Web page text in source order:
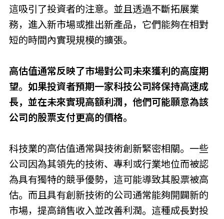
這吸引了投資者的注意。並且透過不斷拓展業
務，進入新市場或推出新產品，它們能夠在相對
短的時間內實現規模的擴張。
高估值通常反映了市場對公司未來獲利的高度期
望。如果投資者預期一家科技公司將保持高速成
長，並在未來實現高額利潤，他們可能願意為該
公司的股票支付更高的價格。
科技業的高估值通常與技術創新緊密相關。一些
公司因為其領先的技術、專利或行業地位而被認
為具有獨特的競爭優勢，這可能導致其股票被高
估。而且具有創新技術的公司通常能夠開闢新的
市場，提高銷售收入並改善利潤。這種成長對投